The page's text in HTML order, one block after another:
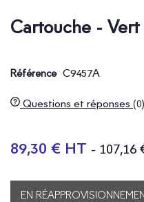
Cartouche -
Référence C9457A
Questions et réponses (0)
89,30 € HT - 107,16
EN